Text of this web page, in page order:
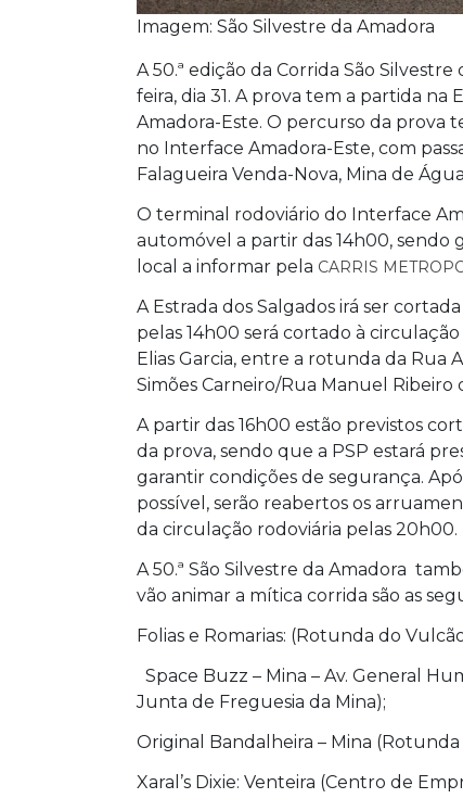
Imagem: São Silvestre da Amadora
A 50.ª edição da Corrida São
feira, dia 31. A prova tem a partida
Amadora-Este. O percurso da prova
no Interface Amadora-Este, com
Falagueira Venda-Nova, Mina de
O terminal rodoviário do Interface
automóvel a partir das 14h00, sendo
local a informar pela CARRIS
A Estrada dos Salgados irá ser
pelas 14h00 será cortado à
Elias Garcia, entre a rotunda da Rua
Simões Carneiro/Rua Manuel Ribeiro
A partir das 16h00 estão previstos
da prova, sendo que a PSP estará
garantir condições de segurança.
possível, serão reabertos os
da circulação rodoviária pelas 20h00.
A 50.ª São Silvestre da Amadora
vão animar a mítica corrida são as
Folias e Romarias: (Rotunda do
Space Buzz – Mina – Av. General
Junta de Freguesia da Mina);
Original Bandalheira – Mina (Rotunda
Xaral’s Dixie: Venteira (Centro de